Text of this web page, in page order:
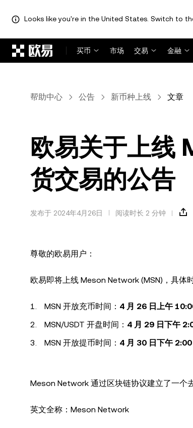
Looks like you're in the United States. Switch to
买币
市场 交易 金融
帮助中心 公告 新币种上线 文章
欧易关于上线
货交易的公告
发布于 2024年4月26日 阅读时长 2 分钟
尊敬的欧易用户：
欧易即将上线 Meson Network (MSN)，具体
MSN 开放充币时间： 4 月 26 日上午
MSN/USDT 开盘时间： 4 月 29 日下午
MSN 开放提币时间： 4 月 30 日下午
Meson Network 通过区块链协议建立了一个
英文全称：Meson Network